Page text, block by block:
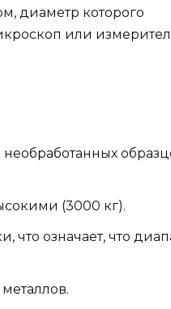
диаметр которого
или
(3000 кг).
означает, что